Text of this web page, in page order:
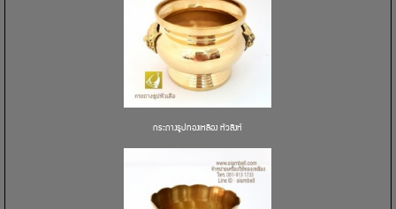
กระถางธูปทองเหลือง หัวสิงห์